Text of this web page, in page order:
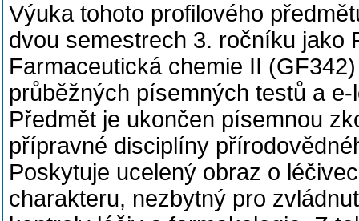
Výuka tohoto profilového
dvou semestrech 3. ročníku jako
Farmaceutická chemie II
průběžných písemných testů a
Předmět je ukončen písemnou
přípravné disciplíny
Poskytuje ucelený obraz o
charakteru, nezbytný pro